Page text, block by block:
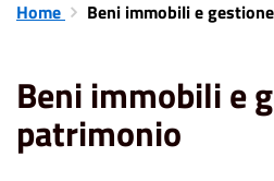
Home Beni immobili e
Beni immobili e
patrimonio